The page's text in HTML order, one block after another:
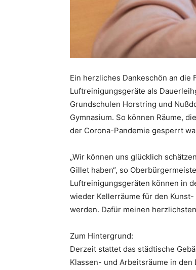
Ein herzliches Dankeschön an die
Luftreinigungsgeräte als
Grundschulen Horstring und
Gymnasium. So können Räume,
der Corona-Pandemie gesperrt
„Wir können uns glücklich
Gillet haben“, so
Luftreinigungsgeräten können in
wieder Kellerräume für den
werden. Dafür meinen
Zum Hintergrund:
Derzeit stattet das städtische
Klassen- und Arbeitsräume in